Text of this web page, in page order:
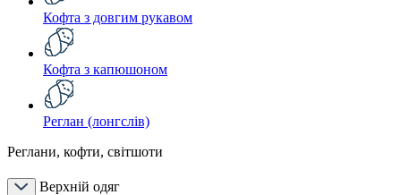
Кофта з довгим рукавом
Кофта з капюшоном
Реглан (лонгслів)
Реглани, кофти, світшоти
Верхній одяг